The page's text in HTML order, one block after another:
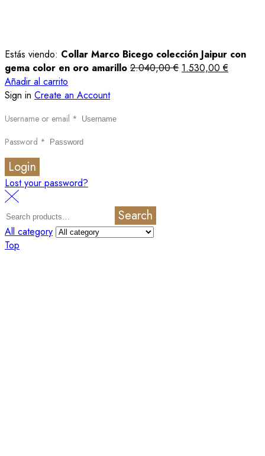
Estás viendo: Collar Marco Bicego colección Jaipur con
gema color en oro amarillo 2.040,00€ 1.530,00€
Añadir al carrito
Sign in Create an Account
Username or email *
Password *
Login
Lost your password?
Search
All category
Top